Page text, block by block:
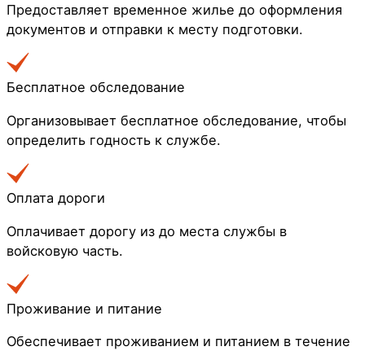
Предоставляет временное жилье до оформления
документов и отправки к месту подготовки.
Бесплатное обследование
Организовывает бесплатное обследование, чтобы
определить годность к службе.
Оплата дороги
Оплачивает дорогу из до места службы в
войсковую часть.
Проживание и питание
Обеспечивает проживанием и питанием в течение